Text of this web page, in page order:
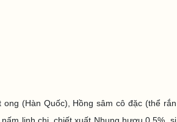
(Hàn Quốc), Hồng sâm cô đặc (thể rắn
linh chi, chiết xuất Nhung hươu 0.5%, si